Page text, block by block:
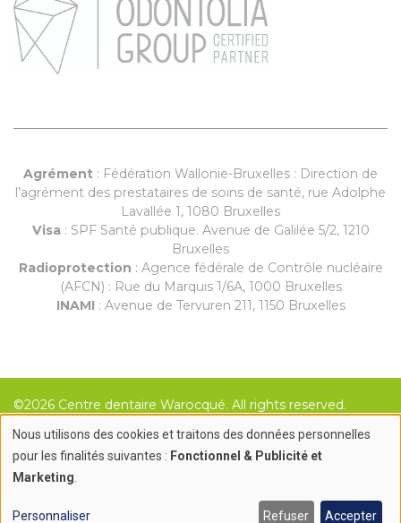
Agrément : Fédération Wallonie-Bruxelles : Direction de
l’agrément des prestataires de soins de santé, rue Adolphe
Lavallée 1, 1080 Bruxelles
Visa : SPF Santé publique. Avenue de Galilée 5/2, 1210
Bruxelles
Radioprotection : Agence fédérale de Contrôle nucléaire
(AFCN) : Rue du Marquis 1/6A, 1000 Bruxelles
INAMI : Avenue de Tervuren 211, 1150 Bruxelles
©2026 Centre dentaire Warocqué. All rights reserved.
Création site internet par
Use
of
Nous utilisons des cookies et traitons des données personnelles
pour les finalités suivantes : Fonctionnel & Publicité et
Marketing
Personnaliser Refuser Accepter